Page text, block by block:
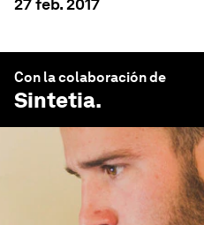
27 feb. 2017
Con la colaboración de
Sintetia.